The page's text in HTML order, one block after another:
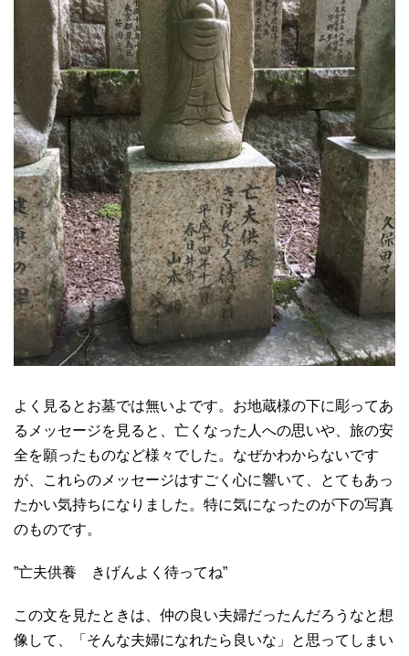
よく見るとお墓では無いよです。お地蔵様の下に彫ってあ
るメッセージを見ると、亡くなった人への思いや、旅の安
全を願ったものなど様々でした。なぜかわからないです
が、これらのメッセージはすごく心に響いて、とてもあっ
たかい気持ちになりました。特に気になったのが下の写真
のものです。
”亡夫供養 きげんよく待ってね”
この文を見たときは、仲の良い夫婦だったんだろうなと想
像して、「そんな夫婦になれたら良いな」と思ってしまい